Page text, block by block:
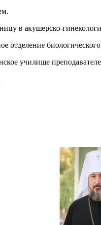
в акушерско-
отделение биологического
училище